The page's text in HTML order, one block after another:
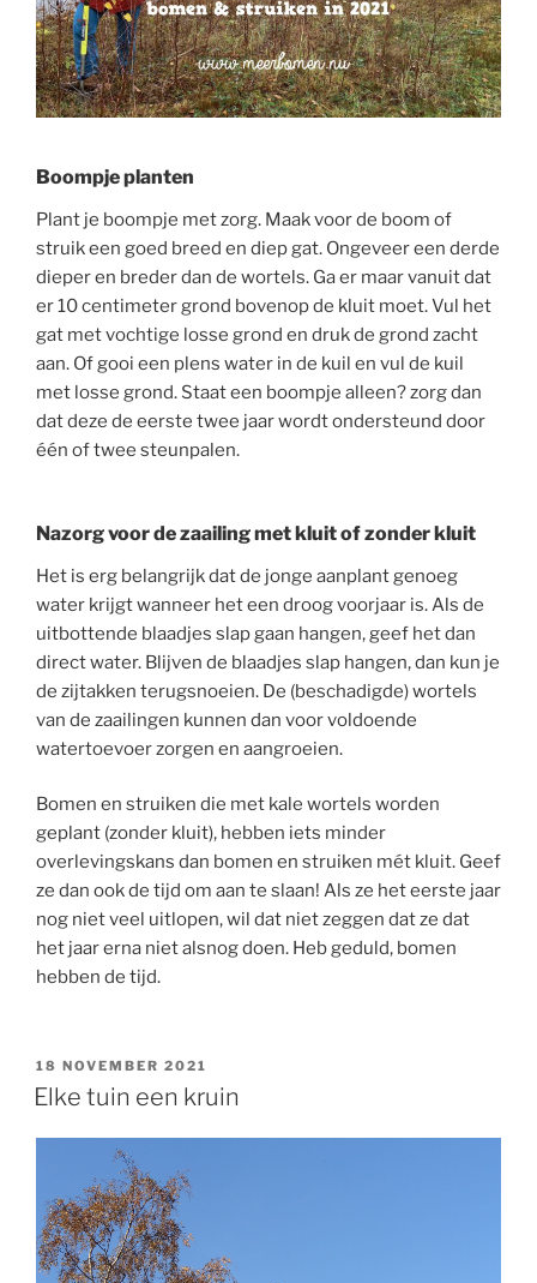
Boompje planten
Plant je boompje met zorg. Maak voor de boom of
struik een goed breed en diep gat. Ongeveer een derde
dieper en breder dan de wortels. Ga er maar vanuit dat
er 10 centimeter grond bovenop de kluit moet. Vul het
gat met vochtige losse grond en druk de grond zacht
aan. Of gooi een plens water in de kuil en vul de kuil
met losse grond. Staat een boompje alleen? zorg dan
dat deze de eerste twee jaar wordt ondersteund door
één of twee steunpalen.
Nazorg voor de zaailing met kluit of zonder kluit
Het is erg belangrijk dat de jonge aanplant genoeg
water krijgt wanneer het een droog voorjaar is. Als de
uitbottende blaadjes slap gaan hangen, geef het dan
direct water. Blijven de blaadjes slap hangen, dan kun je
de zijtakken terugsnoeien. De (beschadigde) wortels
van de zaailingen kunnen dan voor voldoende
watertoevoer zorgen en aangroeien.
Bomen en struiken die met kale wortels worden
geplant (zonder kluit), hebben iets minder
overlevingskans dan bomen en struiken mét kluit. Geef
ze dan ook de tijd om aan te slaan! Als ze het eerste jaar
nog niet veel uitlopen, wil dat niet zeggen dat ze dat
het jaar erna niet alsnog doen. Heb geduld, bomen
hebben de tijd.
GEPLAATST
OP
18 NOVEMBER 2021
Elke tuin een kruin